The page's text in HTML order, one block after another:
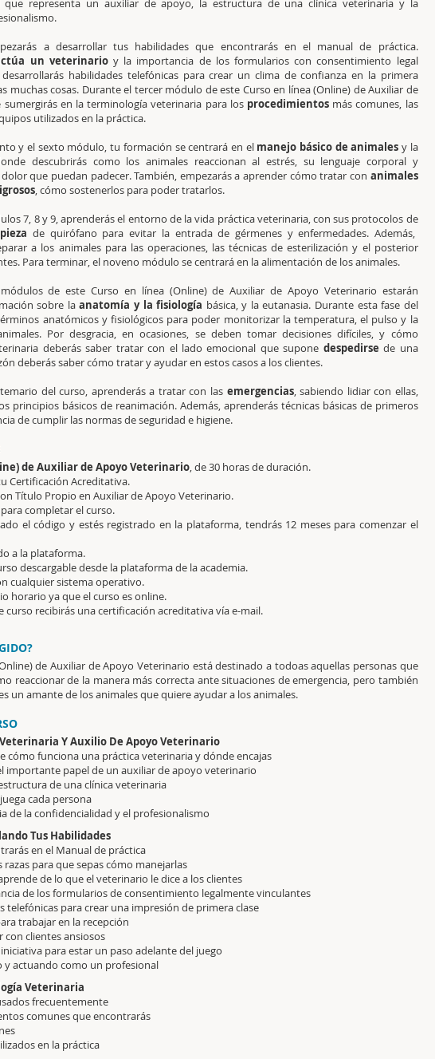
que representa un auxiliar de apoyo, la estructura de una clínica veterinaria y la
a desarrollar tus habilidades que encontrarás en el manual de práctica.
un veterinarioy la importancia de los formularios con consentimiento legal
desarrollarás habilidades telefónicas para crear un clima de confianza en la primera
muchas cosas. Durante el tercer módulo de este Curso en línea (Online) de Auxiliar de
en la terminología veterinaria para los procedimientos más comunes, las
utilizados en la práctica.
y el sexto módulo, tu formación se centrará en el manejo básico de animales y la
descubrirás como los animales reaccionan al estrés, su lenguaje corporal y
que puedan padecer. También, empezarás a aprender cómo tratar con animales
, cómo sostenerlos para poder tratarlos.
7, 8 y 9, aprenderás el entorno de la vida práctica veterinaria, con sus protocolos de
de quirófano para evitar la entrada de gérmenes y enfermedades. Además,
a los animales para las operaciones, las técnicas de esterilización y el posterior
Para terminar, el noveno módulo se centrará en la alimentación de los animales.
de este Curso en línea (Online) de Auxiliar de Apoyo Veterinario estarán
sobre laanatomía y la fisiología básica, y la eutanasia. Durante esta fase del
anatómicos y fisiológicos para poder monitorizar la temperatura, el pulso y la
Por desgracia, en ocasiones, se deben tomar decisiones difíciles, y cómo
deberás saber tratar con el lado emocional que supone despedirse de una
deberás saber cómo tratar y ayudar en estos casos a los clientes.
del curso, aprenderás a tratar con las emergencias, sabiendo lidiar con ellas,
principios básicos de reanimación. Además, aprenderás técnicas básicas de primeros
de cumplir las normas de seguridad e higiene.
de Auxiliar de Apoyo Veterinario, de 30 horasde duración.
Certificación Acreditativa.
Título Propio en Auxiliar de Apoyo Veterinario.
completar el curso.
el código y estés registrado en la plataforma, tendrás 12 meses para comenzar el
a la plataforma.
descargable desde la plataforma de la academia.
cualquier sistema operativo.
horario ya que el curso es online.
curso recibirás una certificación acreditativa vía e-mail.
de Auxiliar de Apoyo Veterinario está destinado a todoas aquellas personas que
reaccionar de la manera más correcta ante situaciones de emergencia, pero también
un amante de los animales que quiere ayudar a los animales.
Y Auxilio De Apoyo Veterinario
cómo funciona una práctica veterinaria y dónde encajas
importante papel de un auxiliar de apoyo veterinario
de una clínica veterinaria
cada persona
de la confidencialidad y el profesionalismo
Tus Habilidades
en el Manual de práctica
razas para que sepas cómo manejarlas
de lo que el veterinario le dice a los clientes
de los formularios de consentimiento legalmente vinculantes
telefónicas para crear una impresión de primera clase
trabajar en la recepción
con clientes ansiosos
para estar un paso adelante del juego
y actuando como un profesional
Veterinaria
frecuentemente
comunes que encontrarás
en la práctica